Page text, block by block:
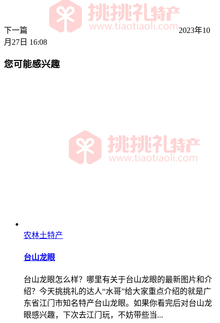
下一篇
2023年10
月27日 16:08
您可能感兴趣
农林土特产
台山龙眼
台山龙眼怎么样？哪里有关于台山龙眼的最新图片和介
绍？今天挑挑礼的达人“水哥”给大家重点介绍的就是广
东省江门市知名特产台山龙眼。如果你看完后对台山龙
眼感兴趣，下次去江门玩，不妨带些当...